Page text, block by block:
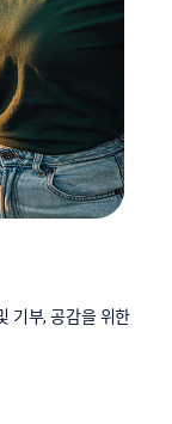
기부, 공감을 위한